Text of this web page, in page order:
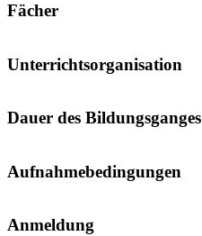
Fächer
Unterrichtsorganisation
Dauer des Bildungsganges
Aufnahmebedingungen
Anmeldung